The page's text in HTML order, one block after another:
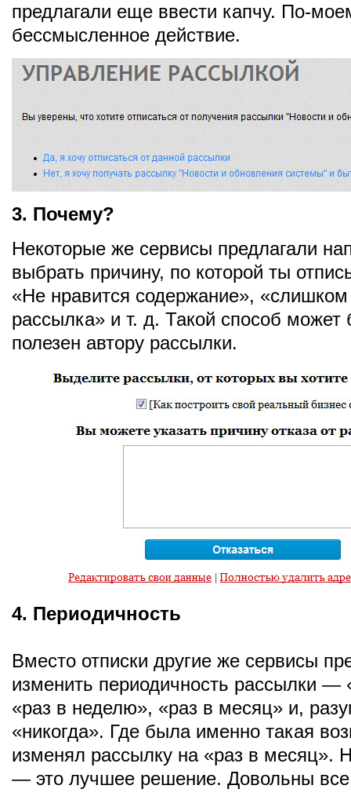
предлагали еще ввести капчу. По-
бессмысленное действие.
3. Почему?
Некоторые же сервисы предлагали
выбрать причину, по которой ты
«Не нравится содержание», «слишком
рассылка» и т. д. Такой способ может
полезен автору рассылки.
4. Периодичность
Вместо отписки другие же сервисы
изменить периодичность рассылки —
«раз в неделю», «раз в месяц» и,
«никогда». Где была именно такая
изменял рассылку на «раз в месяц».
— это лучшее решение. Довольны